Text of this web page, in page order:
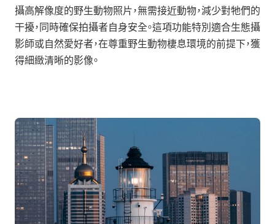
攝高解像度的野生動物照片，無需接近動物，減少對牠們的
干擾，同時確保拍攝者自身安全。這項功能特別適合生態攝
影師或自然愛好者，在尊重野生動物棲息環境的前提下，獲
得細緻清晰的影像。